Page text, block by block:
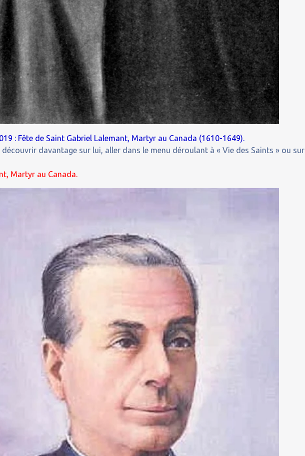
: Fête de Saint Gabriel Lalemant, Martyr au Canada (1610-1649).
découvrir davantage sur lui, aller dans le menu déroulant à « Vie des Saints » ou sur
Martyr au Canada.